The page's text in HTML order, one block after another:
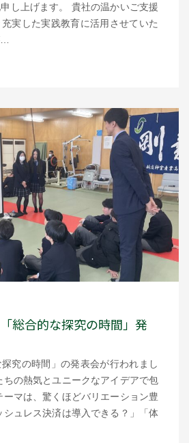
し上げます。 貴社の温かいご支援
実した実践教育に活用させていた
総合的な探究の時間」発
究の時間」の発表会が行われまし
ちの熱気とユニークなアイデアで包
ーマは、驚くほどバリエーション豊
ュレス決済は導入できる？」「体